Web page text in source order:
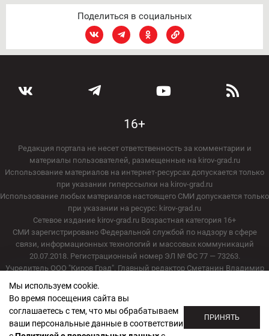
Поделиться в социальных
16+
Редакция портала не несет ответственность за комментарии и
материалы пользователей, размещенные на kirov-grad.ru
Использование материалов на интернет-ресурсах допускается только
при указании гиперссылки на kirov-grad.ru
Использование любых материалов настоящего СМИ допускается только
при указании на ресурс: kirov-grad.ru
Сетевое издание kirov-grad.ru Возрастная категория 16+
СМИ зарегистрировано Федеральной службой по надзору в сфере
связи, информационных технологий и массовых коммуникаций
20.07.2018. Регистрационный номер ЭЛ № ФС 77 — 73263.
Учредитель ООО "Киров Град". Главный редактор Сметанин Владимир
E-mail редакции:
Адрес редакции: 610000, Кировская область, г. Киров, ул. Московская, д.
40, офис 2/1. Телефон редакции: (8332) 211-101
Мы используем cookie.
Во время посещения сайта вы
соглашаетесь с тем, что мы обрабатываем
ваши персональные данные в соответствии
ПРИНЯТЬ